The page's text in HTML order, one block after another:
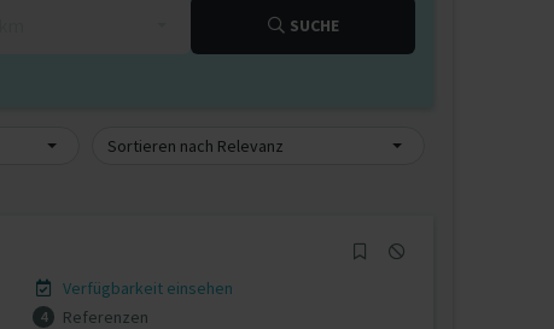
SUCHE
Sortieren nach Relevanz
Verfügbarkeit einsehen
4
Referenzen